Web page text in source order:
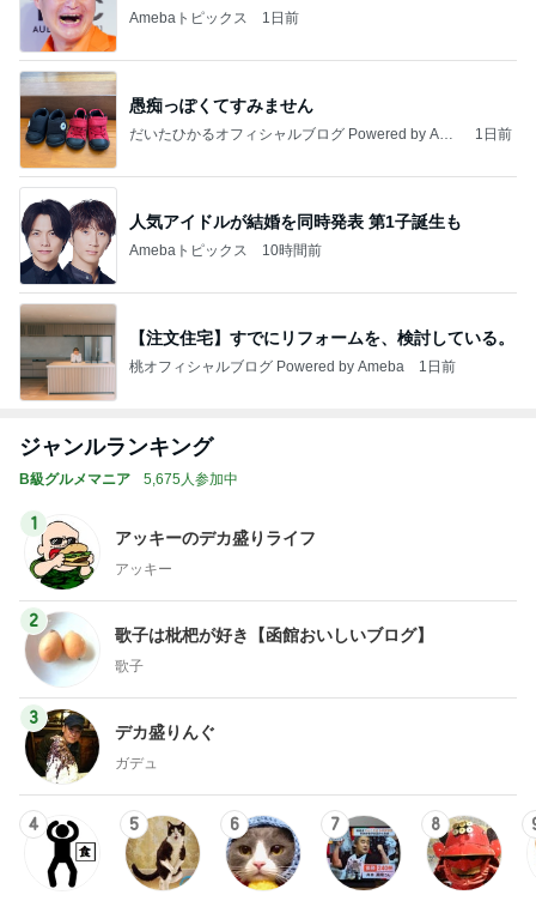
Amebaトピックス 1日前
愚痴っぽくてすみません
だいたひかるオフィシャルブログ Powered by Ame
1日前
人気アイドルが結婚を同時発表 第1子誕生も
Amebaトピックス 10時間前
【注文住宅】すでにリフォームを、検討している。
桃オフィシャルブログ Powered by Ameba 1日前
ジャンルランキング
B級グルメマニア 5,675人参加中
1
アッキーのデカ盛りライフ
アッキー
2
歌子は枇杷が好き【函館おいしいブログ】
歌子
3
デカ盛りんぐ
ガデュ
4 5 6 7 8